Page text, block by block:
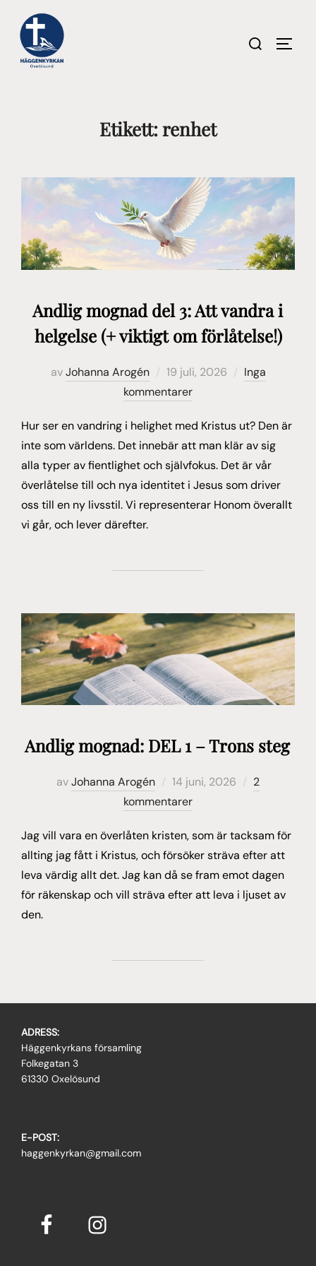
innehåll
Sök
Etikett:renhet
Andlig mognad del 3: Att vandra i
helgelse (+ viktigt om förlåtelse!)
avJohanna Arogén
Publicerat
den
19 juli, 2026
Inga
kommentarer
Hur ser en vandring i helighet med Kristus ut? Den är
inte som världens. Det innebär att man klär av sig
alla typer av fientlighet och självfokus. Det är vår
överlåtelse till och nya identitet i Jesus som driver
oss till en ny livsstil. Vi representerar Honom överallt
vi går, och lever därefter.
Andlig mognad: DEL 1 – Trons steg
avJohanna Arogén
Publicerat
den
14 juni, 2026
2
kommentarer
Jag vill vara en överlåten kristen, som är tacksam för
allting jag fått i Kristus, och försöker sträva efter att
leva värdig allt det. Jag kan då se fram emot dagen
för räkenskap och vill sträva efter att leva i ljuset av
den.
ADRESS:
Häggenkyrkans församling
Folkegatan 3
61330 Oxelösund
E-POST:
haggenkyrkan@gmail.com